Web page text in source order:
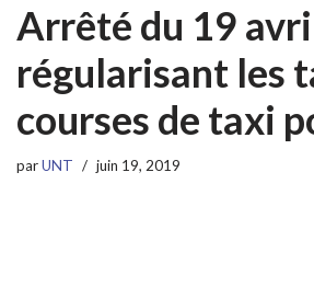
Arrêté du 19
régularisant les
courses de taxi
parUNT juin 19, 2019